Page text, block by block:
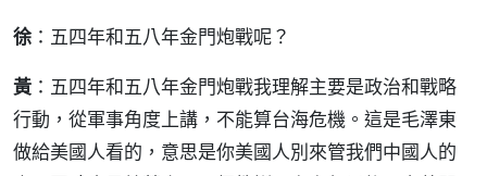
徐 ：五四年和五八年金門炮戰呢？
黃 ：五四年和五八年金門炮戰我理解主要是政治和戰略
行動，從軍事角度上講，不能算台海危機。這是毛澤東
做給美國人看的，意思是你美國人別來管我們中國人的